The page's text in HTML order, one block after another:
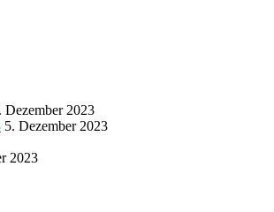
Dezember 2023
5. Dezember 2023
2023